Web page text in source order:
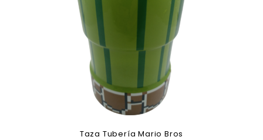
Taza Tubería Mario Bros